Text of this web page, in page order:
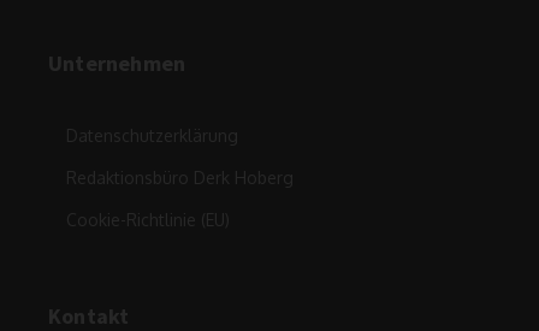
Unternehmen
Datenschutzerklärung
Redaktionsbüro Derk Hoberg
Cookie-Richtlinie (EU)
Kontakt